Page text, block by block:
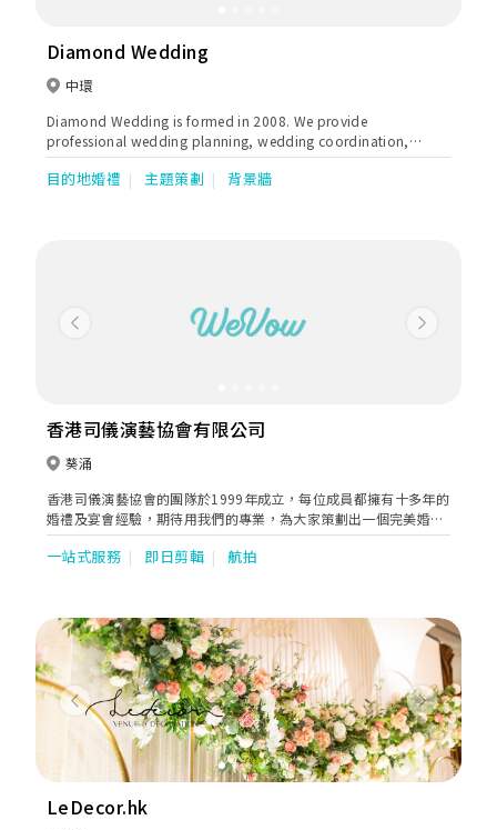
Diamond Wedding
中環
Diamond Wedding is formed in 2008. We provide
professional wedding planning, wedding coordination,
wedding venue decoration, Wedding master of ceremonies
(MC), and wedding-relevant services. We aim to make brides’
目的地婚禮 主題策劃 背景牆
Previous Next
香港司儀演藝協會有限公司
葵涌
香港司儀演藝協會的團隊於1999年成立，每位成員都擁有十多年的
婚禮及宴會經驗，期待用我們的專業，為大家策劃出一個完美婚禮
及宴會。我們通過ISO 9001:2008 國際質量管理體系及培訓認證，
成為業界首間獲頒發國際級專業水平認可證書協會。
一站式服務 即日剪輯 航拍
Previous Next
LeDecor.hk